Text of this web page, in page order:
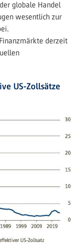
globale Handel
wesentlich zur
derzeit
US-Zollsätze